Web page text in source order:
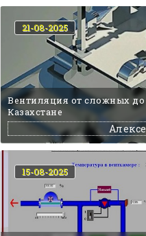
Вентиляция от сложных
Казахстане
21-08-2025
15-08-2025